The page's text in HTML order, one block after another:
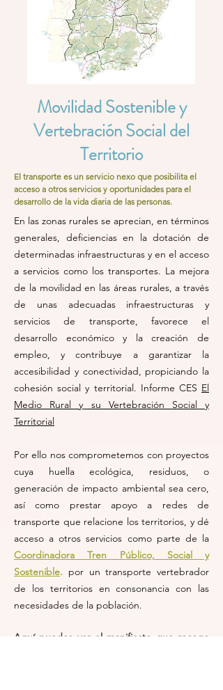
Movilidad Sostenible y
Vertebración Social del
Territorio
El transporte es un servicio nexo que posibilita el
acceso a otros servicios y oportunidades para el
desarrollo de la vida diaria de las personas.
En las zonas rurales se aprecian, en términos
generales, deficiencias en la dotación de
determinadas infraestructuras y en el acceso
a servicios como los transportes. La mejora
de la movilidad en las áreas rurales, a través
de unas adecuadas infraestructuras y
servicios de transporte, favorece el
desarrollo económico y la creación de
empleo, y contribuye a garantizar la
accesibilidad y conectividad, propiciando la
cohesión social y territorial. Informe CES El
Medio Rural y su Vertebración Social y
Territorial
Por ello nos comprometemos con proyectos
cuya huella ecológica, residuos, o
generación de impacto ambiental sea cero,
así como prestar apoyo a redes de
transporte que relacione los territorios, y dé
acceso a otros servicios como parte de la
Coordinadora Tren Público, Social y
Sostenible. por un transporte vertebrador
de los territorios en consonancia con las
necesidades de la población.
Aquí puedes ver el manifiesto que recoge